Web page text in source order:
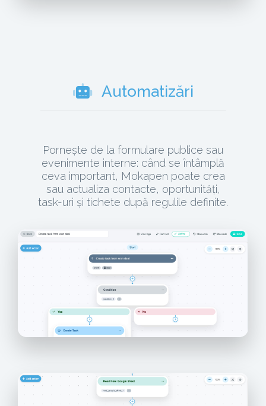
Automatizări
Pornește de la formulare publice sau
evenimente interne: când se întâmplă
ceva important, Mokapen poate crea
sau actualiza contacte, oportunități,
task-uri și tichete după regulile definite.